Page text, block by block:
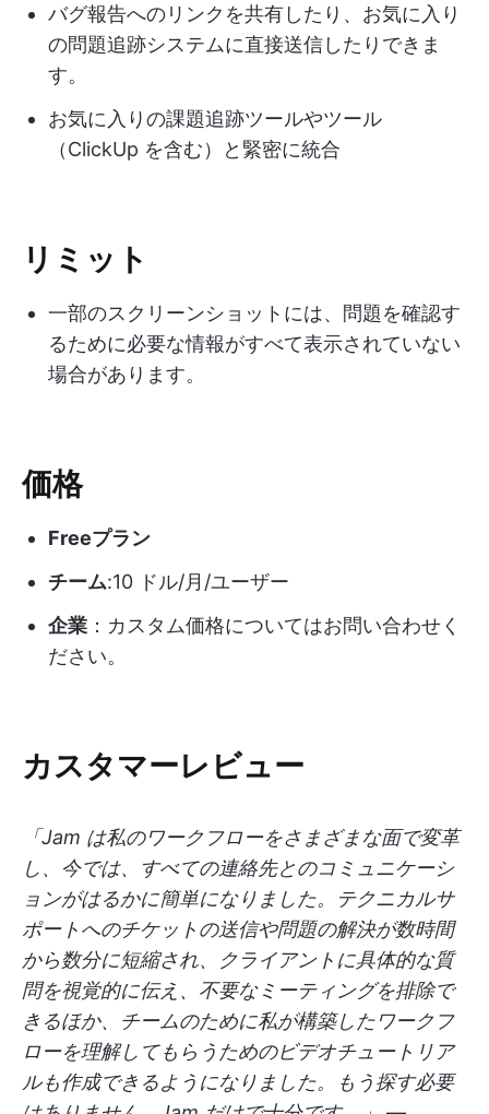
バグ報告へのリンクを共有したり、お気に入り
の問題追跡システムに直接送信したりできま
す。
お気に入りの課題追跡ツールやツール
（ClickUp を含む）と緊密に統合
リミット
一部のスクリーンショットには、問題を確認す
るために必要な情報がすべて表示されていない
場合があります。
価格
Freeプラン
チーム:10 ドル/月/ユーザー
企業 ：カスタム価格についてはお問い合わせく
ださい。
カスタマーレビュー
「Jam は私のワークフローをさまざまな面で変革
し、今では、すべての連絡先とのコミュニケーシ
ョンがはるかに簡単になりました。テクニカルサ
ポートへのチケットの送信や問題の解決が数時間
から数分に短縮され、クライアントに具体的な質
問を視覚的に伝え、不要なミーティングを排除で
きるほか、チームのために私が構築したワークフ
ローを理解してもらうためのビデオチュートリア
ルも作成できるようになりました。もう探す必要